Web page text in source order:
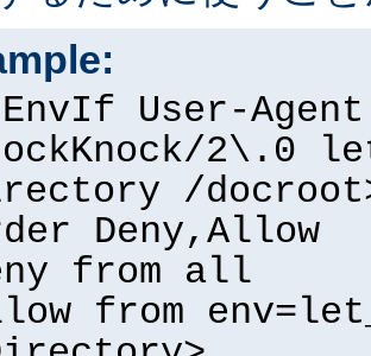
User-Agent
2\.0
/
Deny,Allow
from all
from